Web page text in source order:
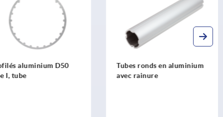
aluminium D50
I, tube
Tubes ronds en aluminium
avec rainure